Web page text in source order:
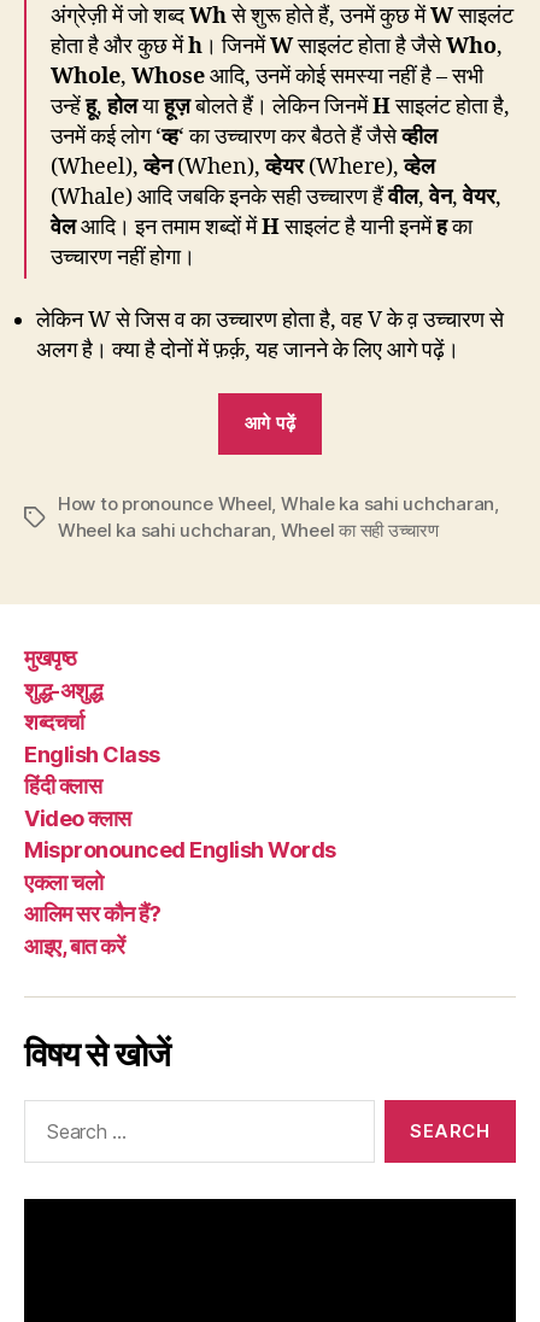
अंग्रेज़ी में जो शब्दWhसे शुरू होते हैं, उनमें कुछ मेंWसाइलंट
होता है और कुछ मेंh । जिनमेंWसाइलंट होता है जैसेWho,
Whole, Whoseआदि, उनमें कोई समस्या नहीं है – सभी
उन्हेंहू,होलयाहूज़बोलते हैं। लेकिन जिनमेंHसाइलंट होता है,
उनमें कई लोग ‘व्ह‘ का उच्चारण कर बैठते हैं जैसेव्हील
(Wheel),व्हेन(When),व्हेयर(Where),व्हेल
(Whale) आदि जबकि इनके सही उच्चारण हैंवील,वेन,वेयर,
वेलआदि। इन तमाम शब्दों मेंHसाइलंट है यानी इनमेंहका
उच्चारण नहीं होगा।
लेकिन W से जिस व का उच्चारण होता है, वह V के व़ उच्चारण से
अलग है। क्या है दोनों में फ़र्क़, यह जानने के लिए आगे पढ़ें।
आगे पढ़ें
सही
उच्चारण
है,
Tags
How to pronounce Wheel Whale ka sahi uchcharan
Wheel ka sahi uchcharan Wheel का सही उच्चारण
मुखपृष्ठ
शुद्ध-अशुद्ध
शब्दचर्चा
English Class
हिंदी क्लास
Video क्लास
Mispronounced English Words
एकला चलो
आलिम सर कौन हैं?
आइए, बात करें
विषय से खोजें